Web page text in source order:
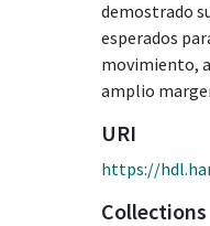
demostrado
esperados
movimiento,
amplio
URI
https://
Collections